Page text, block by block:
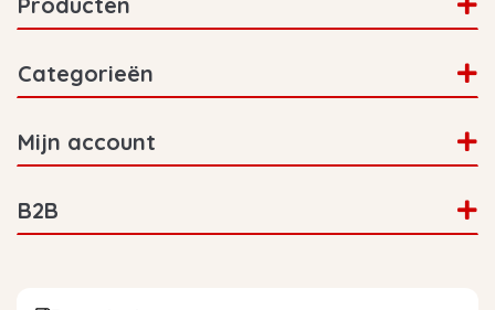
Categorieën
Mijn account
B2B